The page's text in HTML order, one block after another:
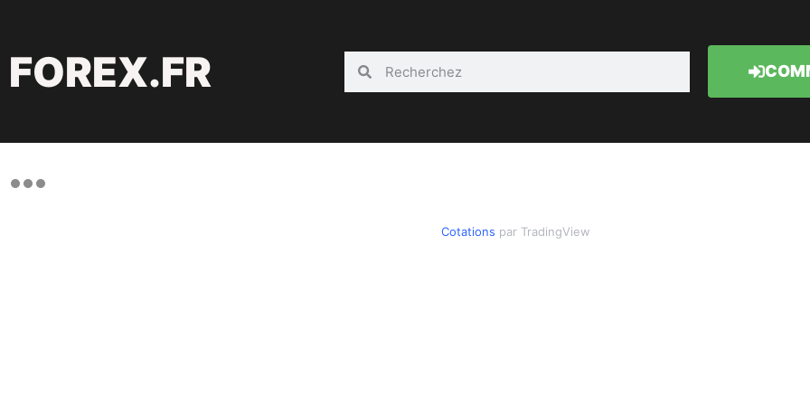
FOREX.FR
Cotations par TradingView